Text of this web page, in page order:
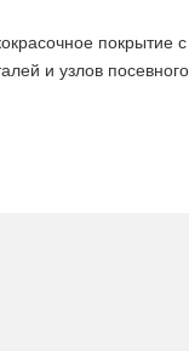
покрытие
и узлов